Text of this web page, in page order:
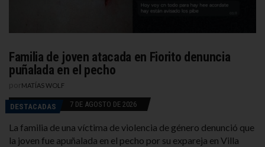
Familia de joven atacada en Fiorito denuncia
puñalada en el pecho
MATÍAS WOLF
DESTACADAS 7 DE AGOSTO DE 2026
La familia de una víctima de violencia de género denunció que
la joven fue apuñalada en el pecho por su expareja en Villa